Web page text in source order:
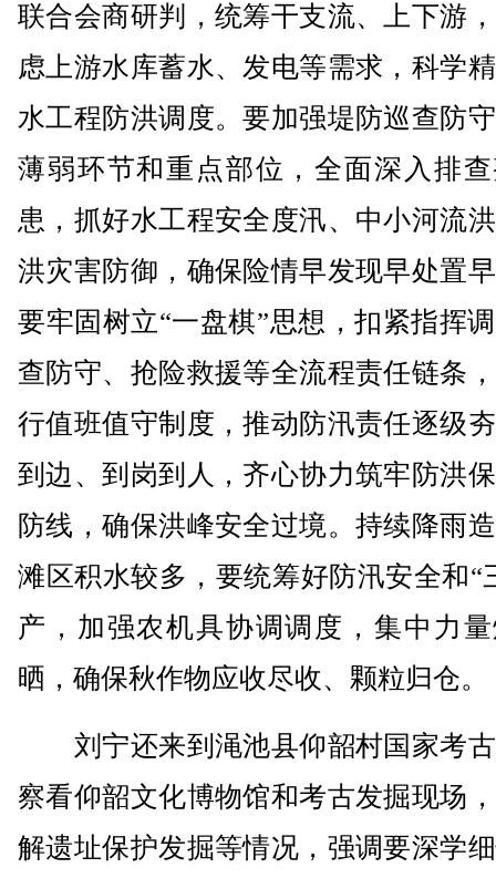
联合会商研判，统筹干支流、上下游
虑上游水库蓄水、发电等需求，科学
水工程防洪调度。要加强堤防巡查防
薄弱环节和重点部位，全面深入排
患，抓好水工程安全度汛、中小河流
洪灾害防御，确保险情早发现早处置
要牢固树立“一盘棋”思想，扣紧指挥
查防守、抢险救援等全流程责任链条
行值班值守制度，推动防汛责任逐级
到边、到岗到人，齐心协力筑牢防洪
防线，确保洪峰安全过境。持续降雨
滩区积水较多，要统筹好防汛安全和“
产，加强农机具协调调度，集中力
晒，确保秋作物应收尽收、颗粒归仓。
刘宁还来到渑池县仰韶村国家考
察看仰韶文化博物馆和考古发掘现场
解遗址保护发掘等情况，强调要深学